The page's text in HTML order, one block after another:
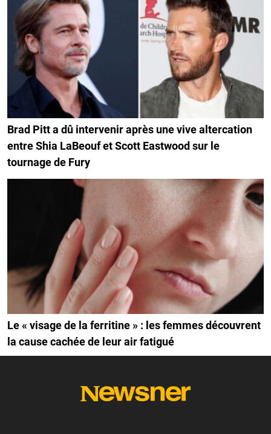
Brad Pitt a dû intervenir après une vive altercation
entre Shia LaBeouf et Scott Eastwood sur le
tournage de Fury
Le « visage de la ferritine » : les femmes découvrent
la cause cachée de leur air fatigué